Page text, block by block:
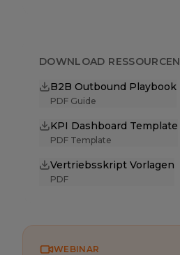
DOWNLOAD RESSOURCEN
B2B Outbound Playbook
PDF Guide
KPI Dashboard Template
PDF Template
Vertriebsskript Vorlagen
PDF
WEBINAR